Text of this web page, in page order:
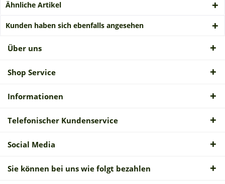
Ähnliche Artikel
Kunden haben sich ebenfalls angesehen
Über uns
Shop Service
Informationen
Telefonischer Kundenservice
Social Media
Sie können bei uns wie folgt bezahlen